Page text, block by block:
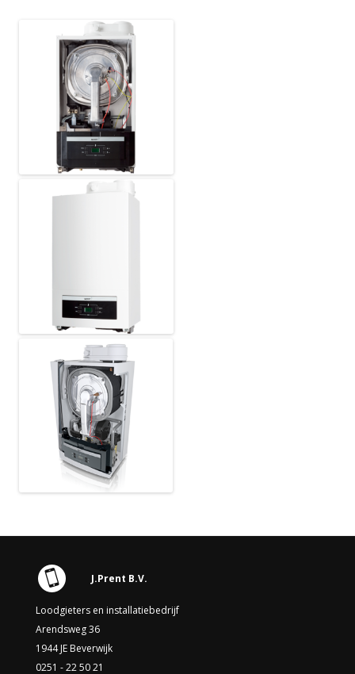
J.Prent B.V.
Loodgieters en installatiebedrijf
Arendsweg 36
1944 JE Beverwijk
0251 - 22 50 21